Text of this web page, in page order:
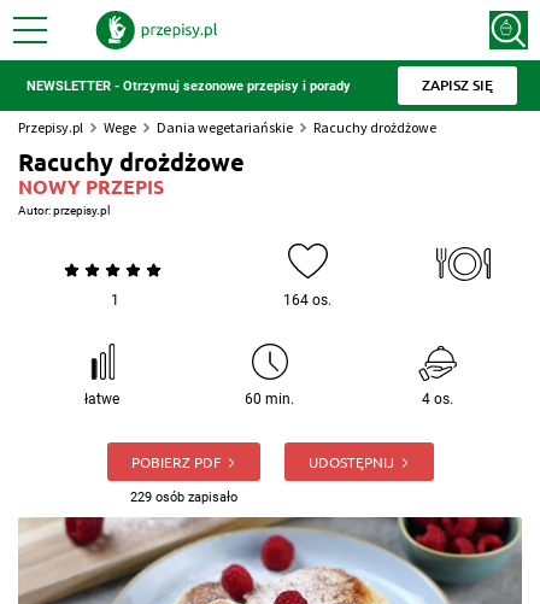
NEWSLETTER - Otrzymuj sezonowe przepisy i porady ZAPISZ SIĘ
Przepisy.pl Wege Dania wegetariańskie Racuchy drożdżowe
Racuchy drożdżowe
NOWY PRZEPIS
Autor:przepisy.pl
1 164 os.
łatwe 60 min. 4 os.
POBIERZ PDF
229 osób zapisało
UDOSTĘPNIJ